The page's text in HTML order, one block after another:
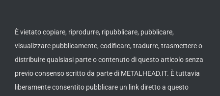
È vietato copiare, riprodurre, ripubblicare, pubblicare,
visualizzare pubblicamente, codificare, tradurre, trasmettere o
distribuire qualsiasi parte o contenuto di questo articolo senza
previo consenso scritto da parte di METALHEAD.IT. È tuttavia
liberamente consentito pubblicare un link diretto a questo